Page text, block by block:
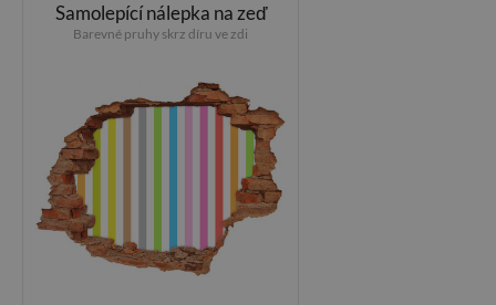
Samolepící nálepka na zeď
Barevné pruhy skrz díru ve zdi